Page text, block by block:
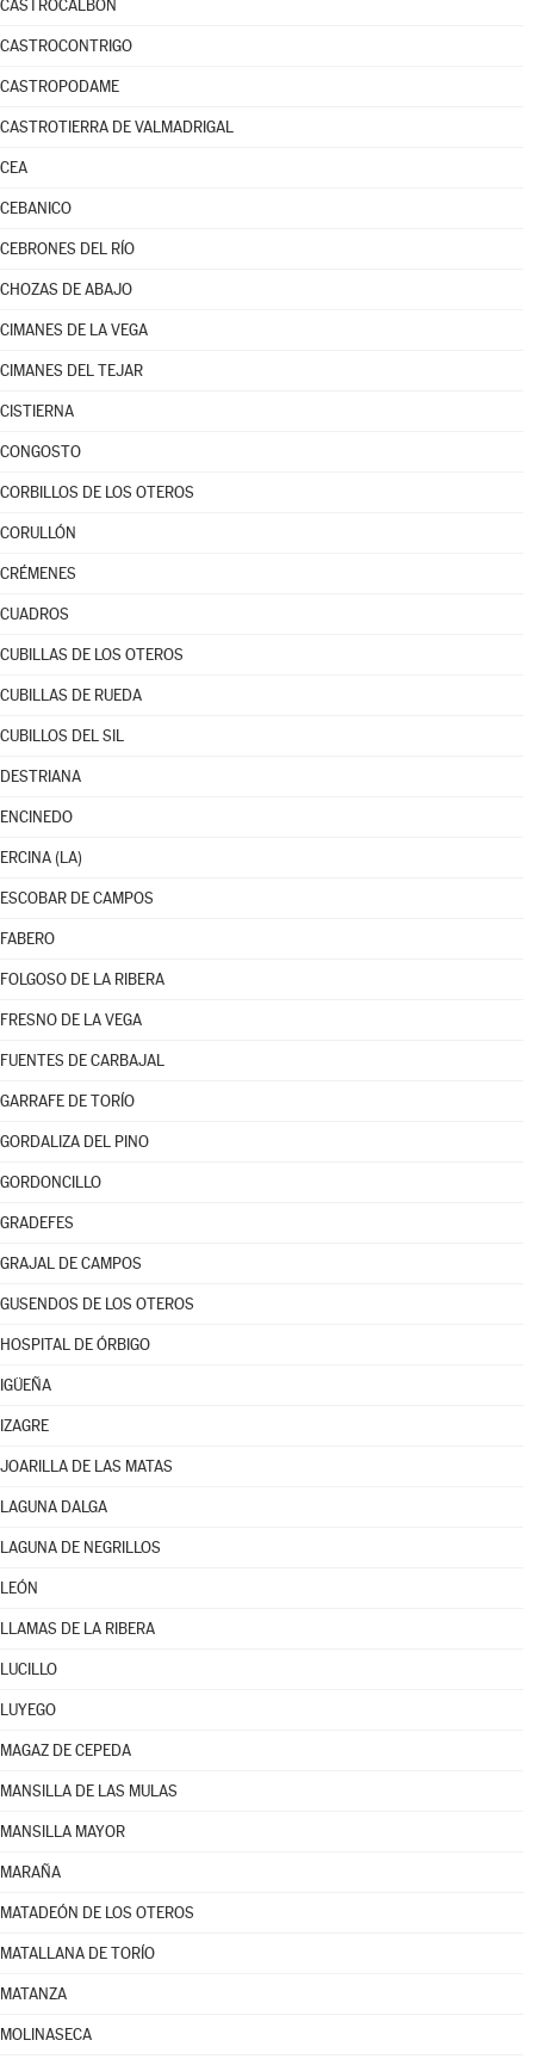
CASTROCALBÓN
CASTROCONTRIGO
CASTROPODAME
CASTROTIERRA DE VALMADRIGAL
CEA
CEBANICO
CEBRONES DEL RÍO
CHOZAS DE ABAJO
CIMANES DE LA VEGA
CIMANES DEL TEJAR
CISTIERNA
CONGOSTO
CORBILLOS DE LOS OTEROS
CORULLÓN
CRÉMENES
CUADROS
CUBILLAS DE LOS OTEROS
CUBILLAS DE RUEDA
CUBILLOS DEL SIL
DESTRIANA
ENCINEDO
ERCINA (LA)
ESCOBAR DE CAMPOS
FABERO
FOLGOSO DE LA RIBERA
FRESNO DE LA VEGA
FUENTES DE CARBAJAL
GARRAFE DE TORÍO
GORDALIZA DEL PINO
GORDONCILLO
GRADEFES
GRAJAL DE CAMPOS
GUSENDOS DE LOS OTEROS
HOSPITAL DE ÓRBIGO
IGÜEÑA
IZAGRE
JOARILLA DE LAS MATAS
LAGUNA DALGA
LAGUNA DE NEGRILLOS
LEÓN
LLAMAS DE LA RIBERA
LUCILLO
LUYEGO
MAGAZ DE CEPEDA
MANSILLA DE LAS MULAS
MANSILLA MAYOR
MARAÑA
MATADEÓN DE LOS OTEROS
MATALLANA DE TORÍO
MATANZA
MOLINASECA